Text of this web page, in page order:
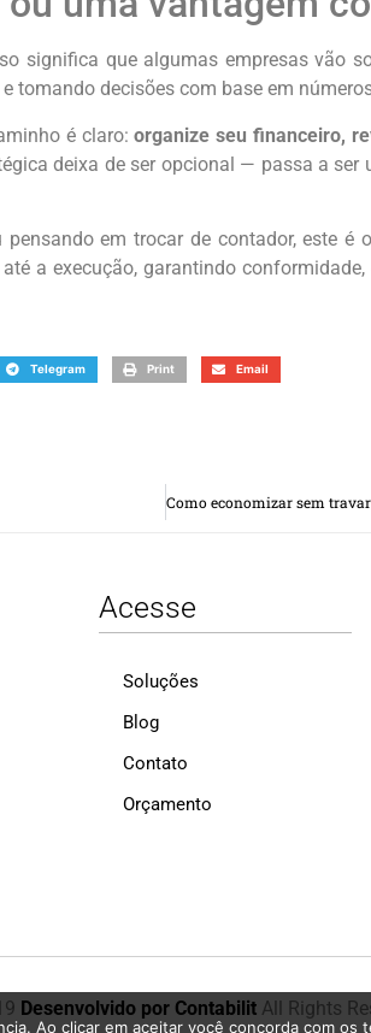
significa que algumas empresas vão
tomando decisões com base em
é claro:organize seu financeiro,
deixa de ser opcional — passa a
em trocar de contador, este
a execução, garantindo
Telegram Print Email
Acesse
Soluções
Blog
Contato
Orçamento
Desenvolvido por Contabilit All Rights
Ao clicar em aceitar você concorda com os